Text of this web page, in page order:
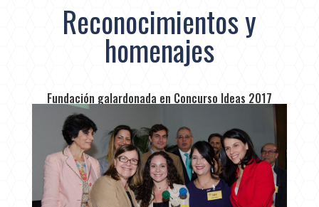
Reconocimientos y
homenajes
Fundación galardonada en Concurso Ideas 2017